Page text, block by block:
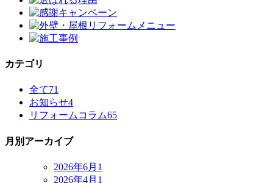
カテゴリ
全て71
お知らせ4
リフォームコラム65
月別アーカイブ
2026年6月 1
2026年4月 1